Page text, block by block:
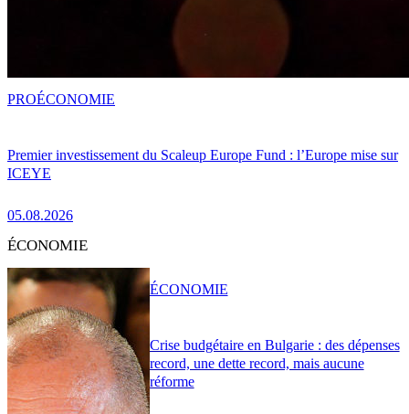
Premier investissement du Scaleup Europe Fund : l’Europe mise sur
ICEYE
05.08.2026
PROÉCONOMIE
ÉCONOMIE
Crise budgétaire en Bulgarie : des dépenses
record, une dette record, mais aucune
réforme
ÉCONOMIE